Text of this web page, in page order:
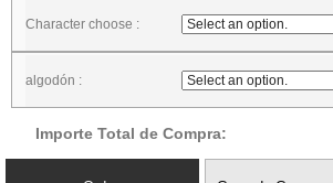
Character choose :
algodón :
Importe Total de Compra: